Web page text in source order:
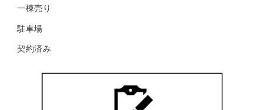
一棟売り
駐車場
契約済み